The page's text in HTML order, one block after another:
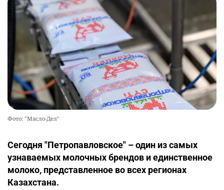
Фото: "Масло-Дел"
Сегодня "Петропавловское" – один из самых
узнаваемых молочных брендов и единственное
молоко, представленное во всех регионах
Казахстана.